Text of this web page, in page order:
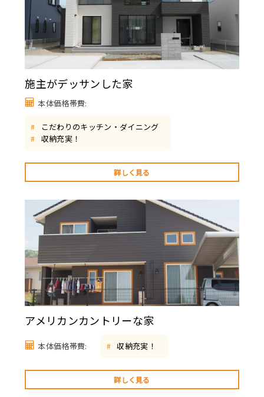
施主がデッサンした家
本体価格帯費:
# こだわりのキッチン・ダイニング
# 収納充実！
詳しく見る
アメリカンカントリーな家
本体価格帯費: # 収納充実！
詳しく見る